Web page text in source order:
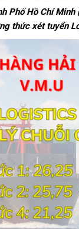
Phố Hồ Chí Minh
thức xét tuyển